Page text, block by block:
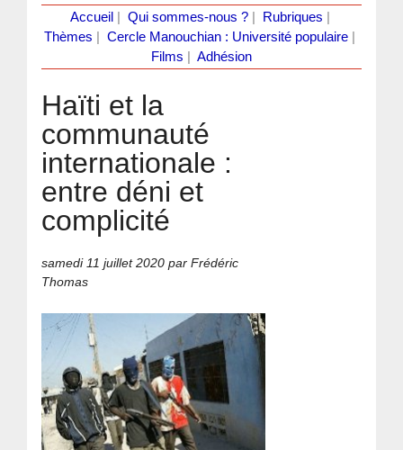
Accueil Qui sommes-nous ?| Rubriques
Thèmes
Cercle Manouchian : Université populaire
Films
Adhésion
Haïti et la
communauté
internationale :
entre déni et
complicité
samedi 11 juillet 2020 par Frédéric
Thomas